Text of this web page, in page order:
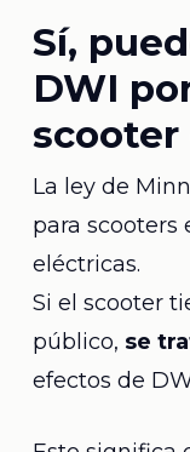
Sí,
DWI
scooter
La ley de
para scooters
eléctricas.
Si el scooter
público, se
efectos de